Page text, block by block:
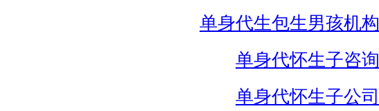
单身代生包生男孩机构
单身代怀生子咨询
单身代怀生子公司